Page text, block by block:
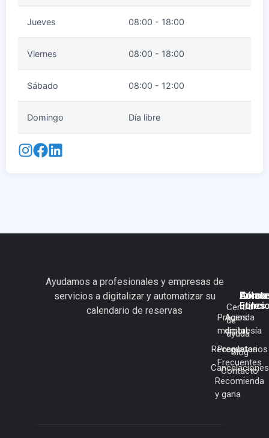
Jueves 08:00 - 18:00
Viernes 08:00 - 18:00
Sábado 08:00 - 12:00
Domingo Día libre
Ayudamos a profesionales y empresas de
servicios a digitalizar y automatizar su
calendario de reservas
Cómo
Agenda
digital
Recordatorios
Cancelaciones
útiles
Precios
membresía
Preguntas
Frecuentes
Recomienda
y gana
Centro
de
ayuda
Blog
Contacto